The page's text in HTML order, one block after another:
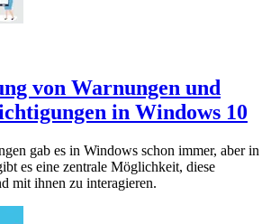
von Warnungen und
in Windows 10
gab es in Windows schon immer, aber in
es eine zentrale Möglichkeit, diese
mit ihnen zu interagieren.